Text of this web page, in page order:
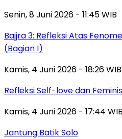
Senin, 8 Juni 2026 - 11:45 WIB
Bajjra 3: Refleksi Atas
(Bagian I)
Kamis, 4 Juni 2026 - 18:26 WIB
Refleksi Self-love dan
Kamis, 4 Juni 2026 - 17:44 WIB
Jantung Batik Solo